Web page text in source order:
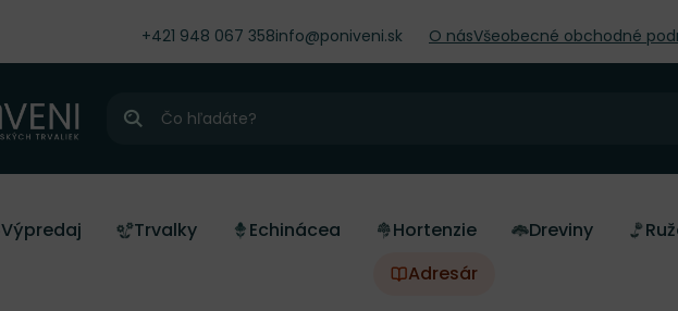
+421 948 067 358info@poniveni.sk O násVšeobecné obchodné
Hľadať
Výpredaj Trvalky Echinácea Hortenzie Dreviny
Adresár